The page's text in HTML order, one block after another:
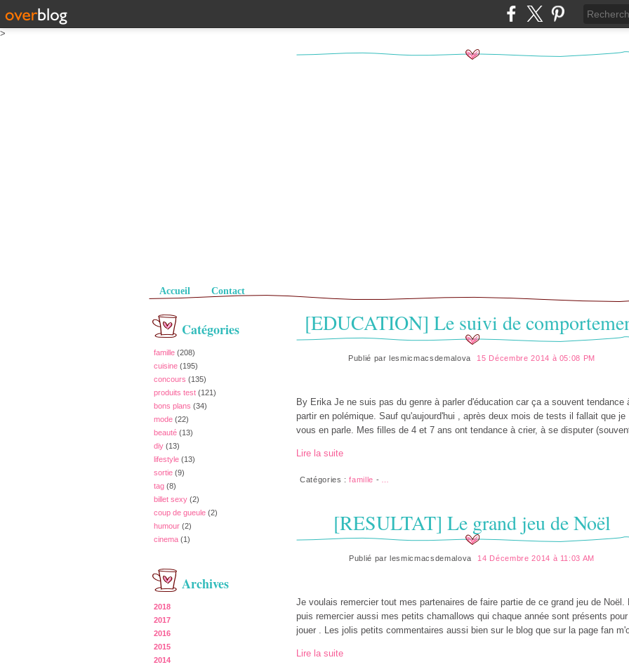
>
Pages
Accueil Contact
Catégories
famille (208)
cuisine (195)
concours (135)
produits test (121)
bons plans (34)
mode (22)
beauté (13)
diy (13)
lifestyle (13)
sortie (9)
tag (8)
billet sexy (2)
coup de gueule (2)
humour (2)
cinema (1)
Archives
2018
2017
2016
2015
2014
[EDUCATION] Le suivi de
Publié parlesmicmacsdemalova 15 Décembre 2014 à 05:08 PM
By Erika Je ne suis pas du genre à parler d'éducation car ça a souvent tendance
partir en polémique. Sauf qu'aujourd'hui , après deux mois de tests il fallait que je
vous en parle. Mes filles de 4 et 7 ans ont tendance à crier, à se disputer
Lire la suite
Catégories :famille -
[RESULTAT] Le grand jeu de Noël
Publié parlesmicmacsdemalova 14 Décembre 2014 à 11:03 AM
Je voulais remercier tout mes partenaires de faire partie de ce grand jeu de Noël.
puis remercier aussi mes petits chamallows qui chaque année sont présents pour
jouer . Les jolis petits commentaires aussi bien sur le blog que sur la page fan
Lire la suite